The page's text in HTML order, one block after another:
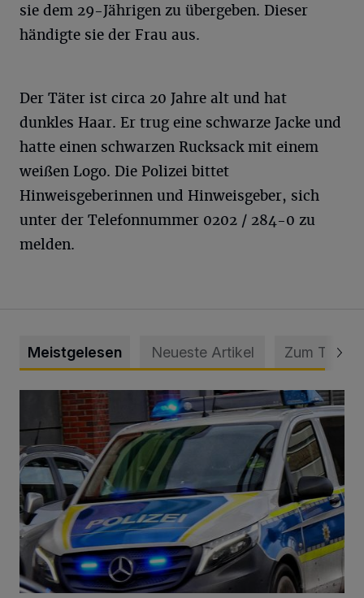
sie dem 29-Jährigen zu übergeben. Dieser
händigte sie der Frau aus.
Der Täter ist circa 20 Jahre alt und hat
dunkles Haar. Er trug eine schwarze Jacke und
hatte einen schwarzen Rucksack mit einem
weißen Logo. Die Polizei bittet
Hinweisgeberinnen und Hinweisgeber, sich
unter der Telefonnummer 0202 / 284-0 zu
melden.
Meistgelesen Neueste Artikel Zum Thema
Mann beschädigt Autos in Parkhaus